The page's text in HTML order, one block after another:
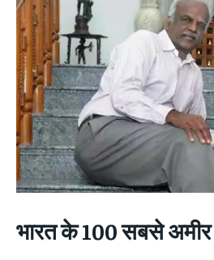
भारत के 100 सबसे अमीर